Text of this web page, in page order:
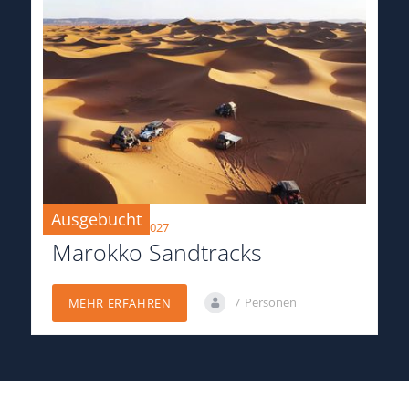
Ausgebucht
19.03.2027-15.04.2027
Marokko Sandtracks
MEHR ERFAHREN 7 Personen